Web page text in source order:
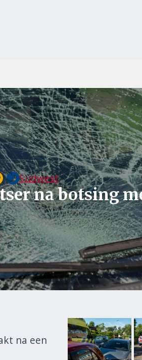
Sudwest
na botsing
na een